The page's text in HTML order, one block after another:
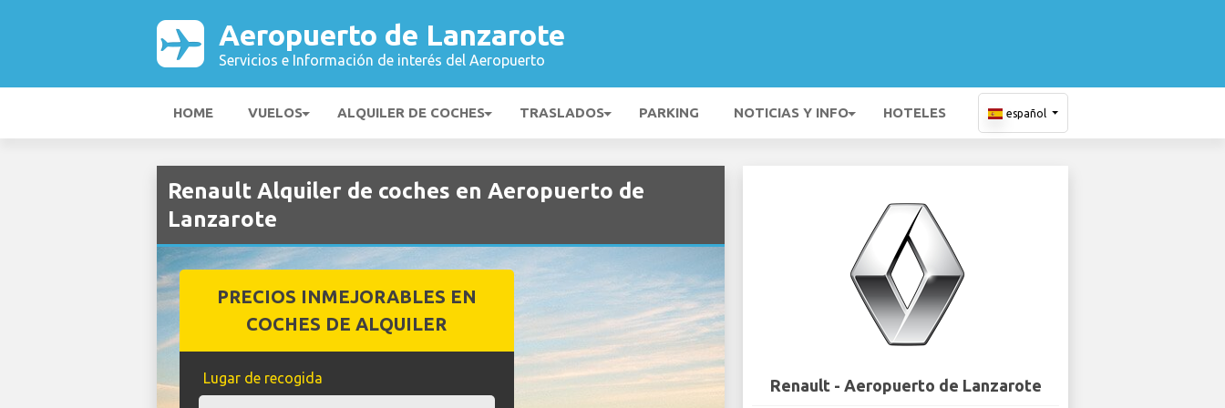
Aeropuerto de Lanzarote
Servicios e Información de interés del Aeropuerto
HOME VUELOS ALQUILER DE COCHES TRASLADOS PARKING NOTICIAS Y INFO HOTELES español
Renault Alquiler de coches en Aeropuerto de
Lanzarote
PRECIOS INMEJORABLES EN
COCHES DE ALQUILER
Lugar de recogida Renault - Aeropuerto de Lanzarote